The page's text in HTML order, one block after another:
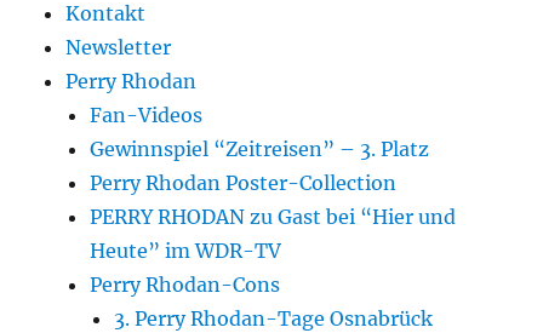
Kontakt
Newsletter
Perry Rhodan
Fan-Videos
Gewinnspiel “Zeitreisen” – 3. Platz
Perry Rhodan Poster-Collection
PERRY RHODAN zu Gast bei “Hier und
Heute” im WDR-TV
Perry Rhodan-Cons
3. Perry Rhodan-Tage Osnabrück